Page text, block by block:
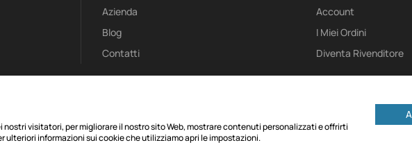
Azienda
Blog
Contatti
Account
I Miei Ordini
Diventa Rivenditore
- REA CN102271 - Cap. Soc. € 100.000,00 i.v. - PEC machsrl@onlinepec.it
nostri visitatori, per migliorare il nostro sito Web, mostrare contenuti personalizzati e offrirti
ulteriori informazioni sui cookie che utilizziamo apri le impostazioni.